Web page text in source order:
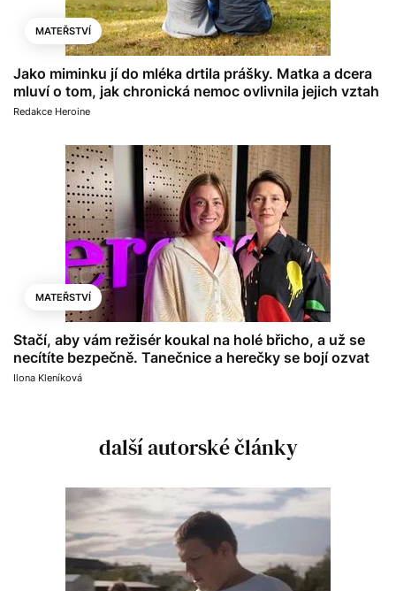
MATEŘSTVÍ
Jako miminku jí do mléka drtila prášky. Matka a dcera
mluví o tom, jak chronická nemoc ovlivnila jejich vztah
Redakce Heroine
MATEŘSTVÍ
Stačí, aby vám režisér koukal na holé břicho, a už se
necítíte bezpečně. Tanečnice a herečky se bojí ozvat
Ilona Kleníková
další autorské články